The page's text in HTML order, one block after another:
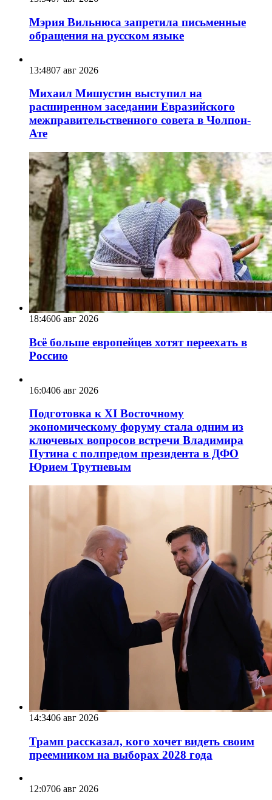
Мэрия Вильнюса запретила письменные
обращения на русском языке
13:4807 авг 2026
Михаил Мишустин выступил на
расширенном заседании Евразийского
межправительственного совета в Чолпон-
Ате
18:4606 авг 2026
Всё больше европейцев хотят переехать в
Россию
16:0406 авг 2026
Подготовка к XI Восточному
экономическому форуму стала одним из
ключевых вопросов встречи Владимира
Путина с полпредом президента в ДФО
Юрием Трутневым
14:3406 авг 2026
Трамп рассказал, кого хочет видеть своим
преемником на выборах 2028 года
12:0706 авг 2026